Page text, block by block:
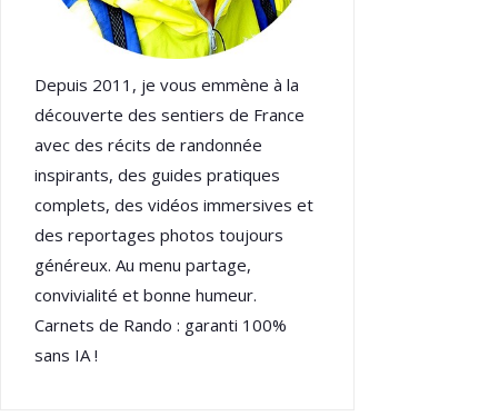
Depuis 2011, je vous emmène à la
découverte des sentiers de France
avec des récits de randonnée
inspirants, des guides pratiques
complets, des vidéos immersives et
des reportages photos toujours
généreux. Au menu partage,
convivialité et bonne humeur.
Carnets de Rando : garanti 100%
sans IA !